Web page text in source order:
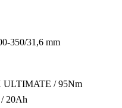
350/31,6 mm
/ 95Nm
20Ah